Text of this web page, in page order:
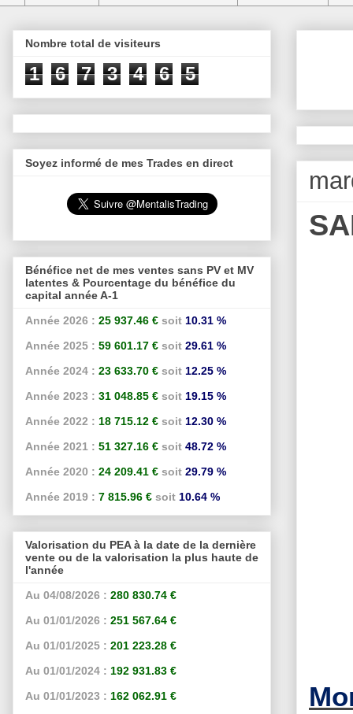
Nombre total de visiteurs
1 6 7 3 4 6 5
Soyez informé de mes Trades en direct
Bénéfice net de mes ventes sans PV et MV
latentes & Pourcentage du bénéfice du
capital année A-1
Année 2026 : 25 937.46 € soit 10.31 %
Année 2025 : 59 601.17 € soit 29.61 %
Année 2024 : 23 633.70 € soit 12.25 %
Année 2023 : 31 048.85 € soit 19.15 %
Année 2022 : 18 715.12 € soit 12.30 %
Année 2021 : 51 327.16 € soit 48.72 %
Année 2020 : 24 209.41 € soit 29.79 %
Année 2019 : 7 815.96 € soit 10.64 %
Valorisation du PEA à la date de la dernière
vente ou de la valorisation la plus haute de
l'année
Au 04/08/2026 : 280 830.74 €
Au 01/01/2026 : 251 567.64 €
Au 01/01/2025 : 201 223.28 €
Au 01/01/2024 : 192 931.83 €
Au 01/01/2023 : 162 062.91 €